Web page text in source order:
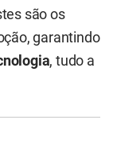
são os
garantindo
, tudo a